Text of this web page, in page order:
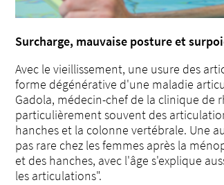
Surcharge, mauvaise posture et
Avec le vieillissement, une usure des
forme dégénérative d'une maladie
Gadola, médecin-chef de la clinique
particulièrement souvent des
hanches et la colonne vertébrale. Une
pas rare chez les femmes après la
et des hanches, avec l'âge s'explique
les articulations".